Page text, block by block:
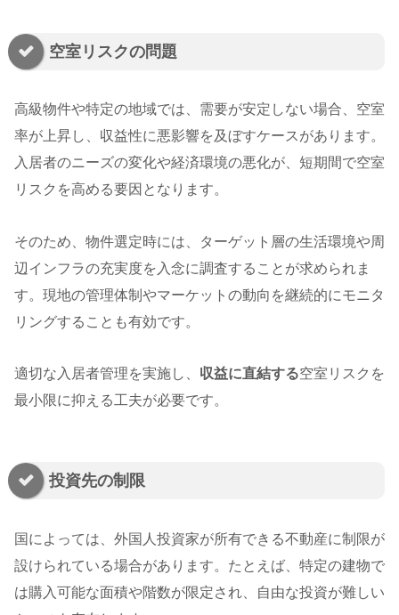
空室リスクの問題
高級物件や特定の地域では、需要が安定しない場合、空室
率が上昇し、収益性に悪影響を及ぼすケースがあります。
入居者のニーズの変化や経済環境の悪化が、短期間で空室
リスクを高める要因となります。
そのため、物件選定時には、ターゲット層の生活環境や周
辺インフラの充実度を入念に調査することが求められま
す。現地の管理体制やマーケットの動向を継続的にモニタ
リングすることも有効です。
適切な入居者管理を実施し、 収益に直結する空室リスクを
最小限に抑える工夫が必要です。
投資先の制限
国によっては、外国人投資家が所有できる不動産に制限が
設けられている場合があります。たとえば、特定の建物で
は購入可能な面積や階数が限定され、自由な投資が難しい